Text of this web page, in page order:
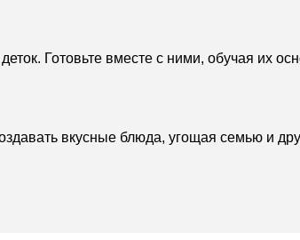
Готовьте вместе с ними, обучая их
вкусные блюда, угощая семью и